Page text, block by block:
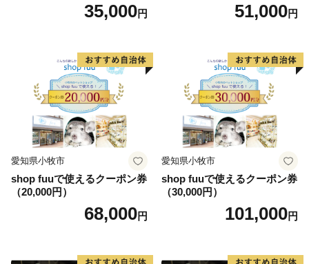
35,000円 51,000円
愛知県小牧市
shop fuuで使えるクーポン券
（20,000円）
68,000円
愛知県小牧市
shop fuuで使えるクーポン券
（30,000円）
101,000円